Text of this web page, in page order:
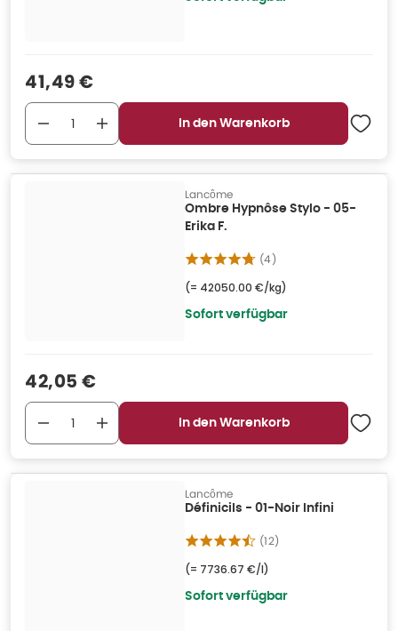
Verkaufspreis
41,49 €
In den Warenkorb
Lancôme
Ombre Hypnôse Stylo - 05-
Erika F.
(4)
(= 42050.00 €/kg)
Sofort verfügbar
Verkaufspreis
42,05 €
In den Warenkorb
Lancôme
Définicils - 01-Noir Infini
(12)
(= 7736.67 €/l)
Sofort verfügbar